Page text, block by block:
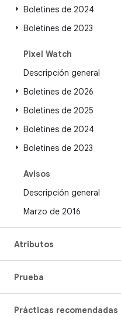
Boletines de 2024
Boletines de 2023
Pixel Watch
Descripción general
Boletines de 2026
Boletines de 2025
Boletines de 2024
Boletines de 2023
Avisos
Descripción general
Marzo de 2016
Atributos
Prueba
Prácticas recomendadas